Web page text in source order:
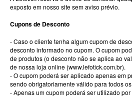
exposto em nosso site sem aviso prévio.
Cupons de Desconto
- Caso o cliente tenha algum cupom de
desconto informado no cupom. O cupom
de produtos (o desconto não se aplica ao
de nossa loja online (www.lefotick.com.br).
- O cupom poderá ser aplicado apenas em
sendo obrigatoriamente válido para todos
- Apenas um cupom poderá ser utilizado